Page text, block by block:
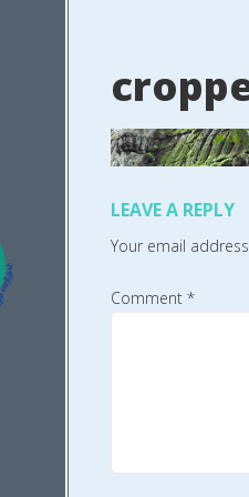
LEAVE A REPLY
Your email
Comment *